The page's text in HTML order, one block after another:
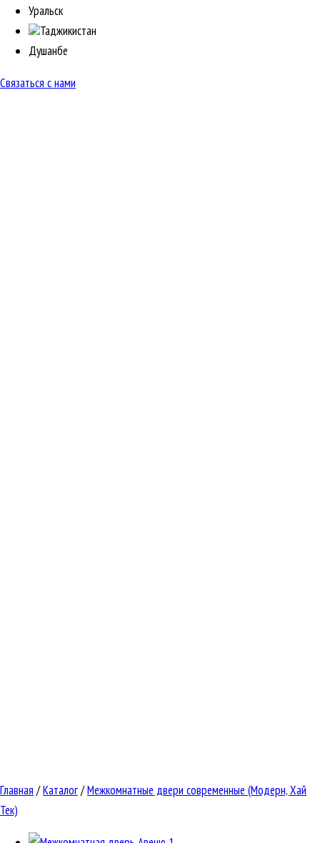
Уральск
Таджикистан
Душанбе
Связаться с нами
Главная /Каталог/Межкомнатные двери современные (Модерн, Хай
Тек)